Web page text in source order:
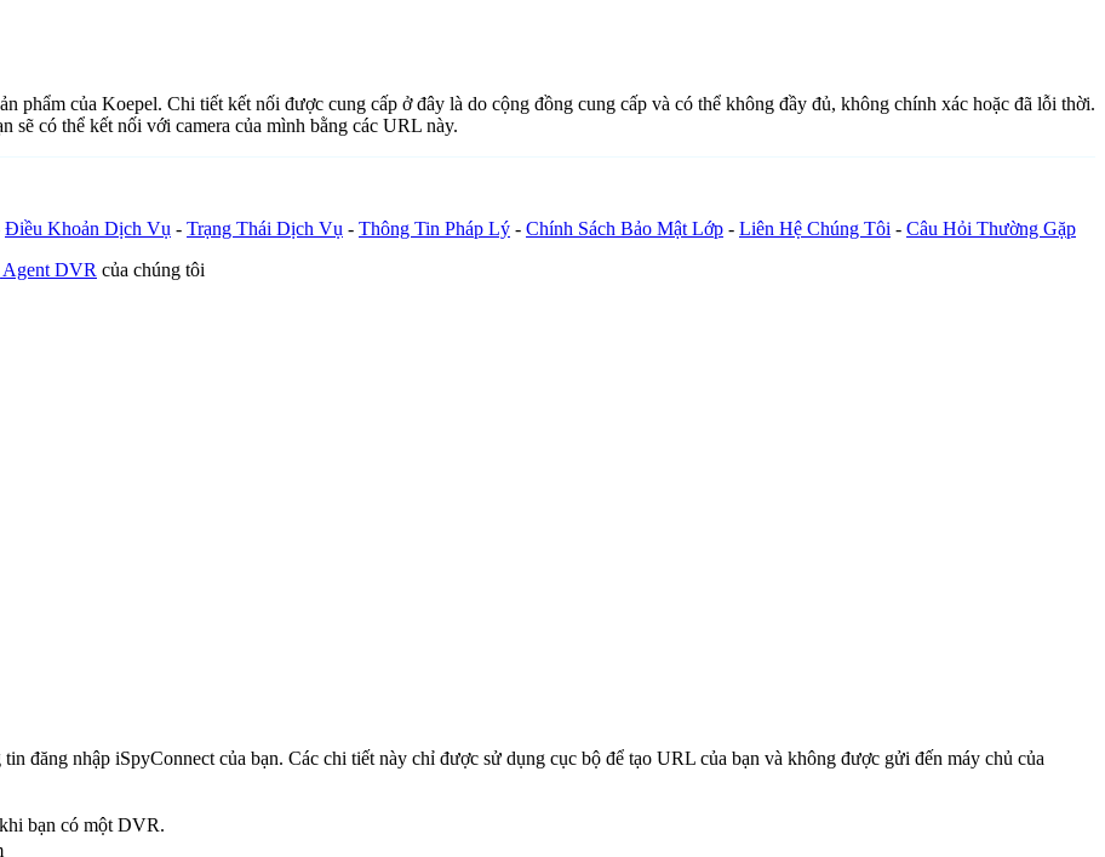
phẩm của Koepel. Chi tiết kết nối được cung cấp ở đây là do cộng đồng cung cấp và có thể không đầy đủ, không chính xác hoặc đã lỗi thời.
sẽ có thể kết nối với camera của mình bằng các URL này.
Điều Khoản Dịch Vụ - Trạng Thái Dịch Vụ - Thông Tin Pháp Lý - Chính Sách Bảo Mật Lớp - Liên Hệ Chúng Tôi - Câu Hỏi Thường Gặp
Agent DVR của chúng tôi
đăng nhập iSpyConnect của bạn. Các chi tiết này chỉ được sử dụng cục bộ để tạo URL của bạn và không được gửi đến máy chủ của
bạn có một DVR.